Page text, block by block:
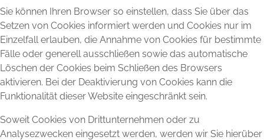
Sie können Ihren Browser so einstellen, dass Sie über das
Setzen von Cookies informiert werden und Cookies nur im
Einzelfall erlauben, die Annahme von Cookies für bestimmte
Fälle oder generell ausschließen sowie das automatische
Löschen der Cookies beim Schließen des Browsers
aktivieren. Bei der Deaktivierung von Cookies kann die
Funktionalität dieser Website eingeschränkt sein.
Soweit Cookies von Drittunternehmen oder zu
Analysezwecken eingesetzt werden, werden wir Sie hierüber